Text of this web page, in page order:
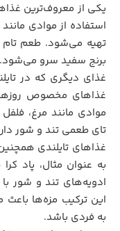
یکی از معروف‌ترین
استفاده از موادی
تهیه می‌شود. طعم تام
برنج سفید سرو می‌شود.
غذای دیگری که در
غذاهای مخصوص
موادی مانند مرغ،
تای طعمی تند و شور
غذاهای تایلندی
به عنوان مثال، پاد
ادویه‌های تند و شور
این ترکیب مزه‌ها
به فردی باشد.